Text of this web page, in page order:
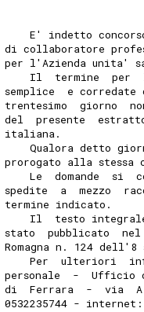
E' indetto
di collaboratore
per l'Azienda unita'
Il  termine  per
semplice  e
trentesimo  giorno
del  presente
italiana.
Qualora detto
prorogato alla stessa
Le  domande  si
spedite  a  mezzo
termine indicato.
Il  testo
stato  pubblicato
Romagna n. 124 dell'8
Per  ulteriori
personale  -  Ufficio
di  Ferrara  -  via  A.
0532235744 -